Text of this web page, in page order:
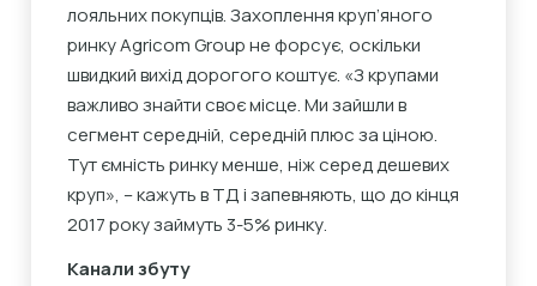
лояльних покупців. Захоплення круп’яного
ринку Agricom Group не форсує, оскільки
швидкий вихід дорогого коштує. «З крупами
важливо знайти своє місце. Ми зайшли в
сегмент середній, середній плюс за ціною.
Тут ємність ринку менше, ніж серед дешевих
круп», – кажуть в ТД і запевняють, що до кінця
2017 року займуть 3-5% ринку.
Канали збуту